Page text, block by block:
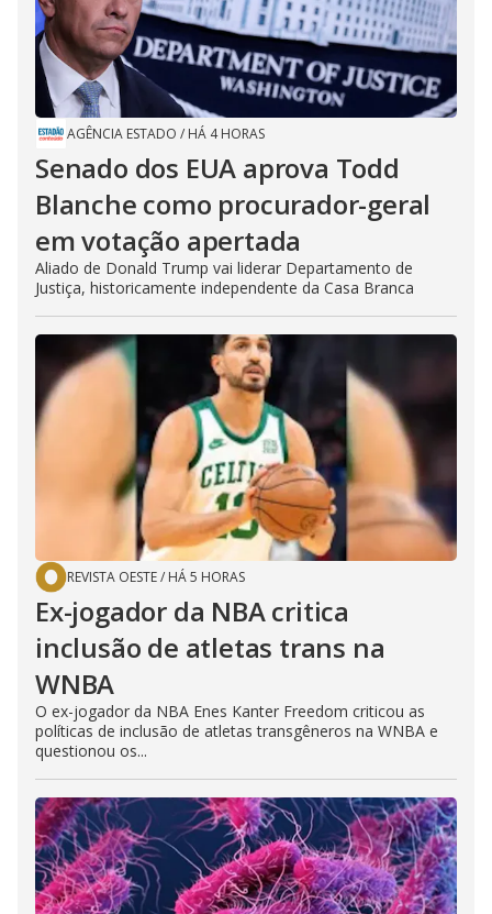
AGÊNCIA ESTADO / HÁ 4 HORAS
Senado dos EUA aprova Todd
Blanche como procurador-geral
em votação apertada
Aliado de Donald Trump vai liderar Departamento de
Justiça, historicamente independente da Casa Branca
REVISTA OESTE/ HÁ 5 HORAS
Ex-jogador da NBA critica
inclusão de atletas trans na
WNBA
O ex-jogador da NBA Enes Kanter Freedom criticou as
políticas de inclusão de atletas transgêneros na WNBA e
questionou os...